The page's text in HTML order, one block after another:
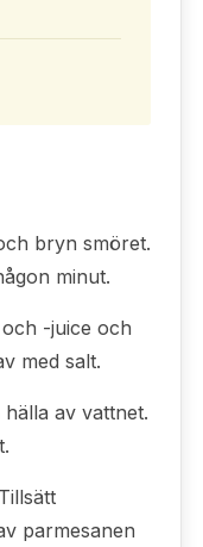
bryn smöret.
minut.
-juice och
med salt.
av vattnet.
parmesanen